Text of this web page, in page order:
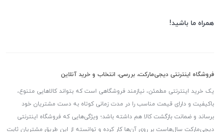
همراه ما باشید!
فروشگاه اینترنتی دیجی‌مارکت، بررسی، انتخاب و خرید آنلاین
یک خرید اینترنتی مطمئن، نیازمند فروشگاهی است که بتواند کالاهایی متنوع،
باکیفیت و دارای قیمت مناسب را در مدت زمانی کوتاه به دست مشتریان خود
برساند و ضمانت بازگشت کالا هم داشته باشد؛ ویژگی‌هایی که فروشگاه اینترنتی
دیجی‌مارکت سال‌هاست بر روی آن‌ها کار کرده و توانسته از این طریق مشتریان ثابت